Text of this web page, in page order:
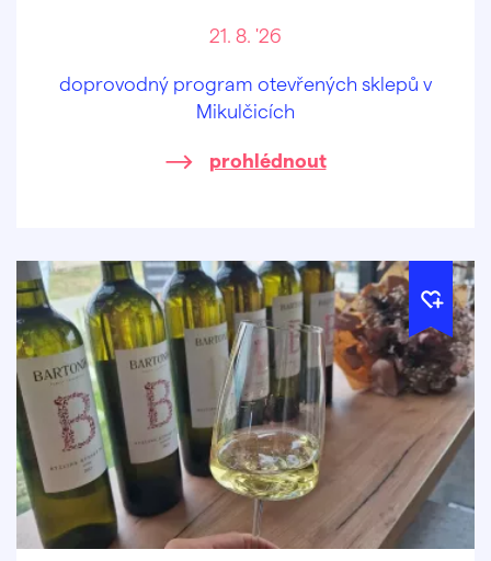
21. 8. '26
doprovodný program otevřených sklepů v
Mikulčicích
prohlédnout